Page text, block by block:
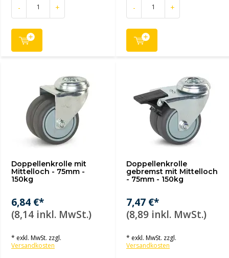
- + - +
Doppellenkrolle mit
Mittelloch - 75mm -
150kg
6,84 €*
(8,14 inkl. MwSt.)
* exkl. MwSt. zzgl.
Versandkosten
Doppellenkrolle
gebremst mit Mittelloch
- 75mm - 150kg
7,47 €*
(8,89 inkl. MwSt.)
* exkl. MwSt. zzgl.
Versandkosten